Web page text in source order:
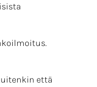
että